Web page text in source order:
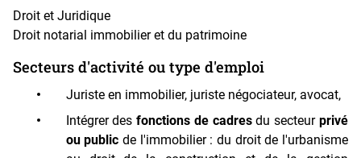
Droit et Juridique
Droit notarial immobilier et du patrimoine
Secteurs d'activité ou type d'emploi
Juriste en immobilier, juriste négociateur, avocat,
Intégrer desfonctions de cadresdu secteurprivé
ou public de l'immobilier : du droit de l'urbanisme